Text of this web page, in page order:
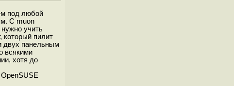
под любой
С muon
учить
который пилит
двух панельным
всякими
хотя до